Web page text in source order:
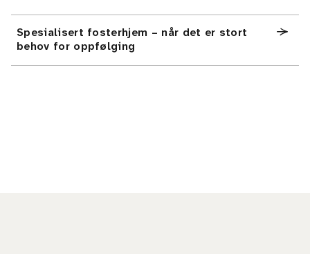
Spesialisert fosterhjem – når det er stort
behov for oppfølging